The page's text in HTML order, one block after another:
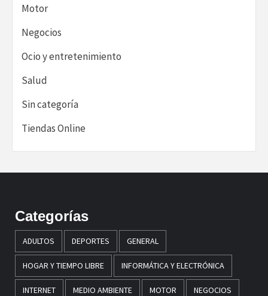
Motor
Negocios
Ocio y entretenimiento
Salud
Sin categoría
Tiendas Online
Categorías
ADULTOS DEPORTES GENERAL
HOGAR Y TIEMPO LIBRE INFORMÁTICA Y ELECTRÓNICA
INTERNET MEDIO AMBIENTE MOTOR NEGOCIOS